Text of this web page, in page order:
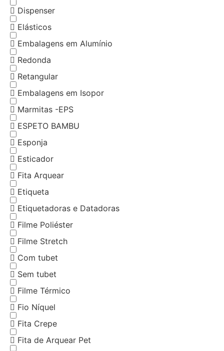
Dispenser
Elásticos
Embalagens em Alumínio
Redonda
Retangular
Embalagens em Isopor
Marmitas -EPS
ESPETO BAMBU
Esponja
Esticador
Fita Arquear
Etiqueta
Etiquetadoras e Datadoras
Filme Poliéster
Filme Stretch
Com tubet
Sem tubet
Filme Térmico
Fio Níquel
Fita Crepe
Fita de Arquear Pet